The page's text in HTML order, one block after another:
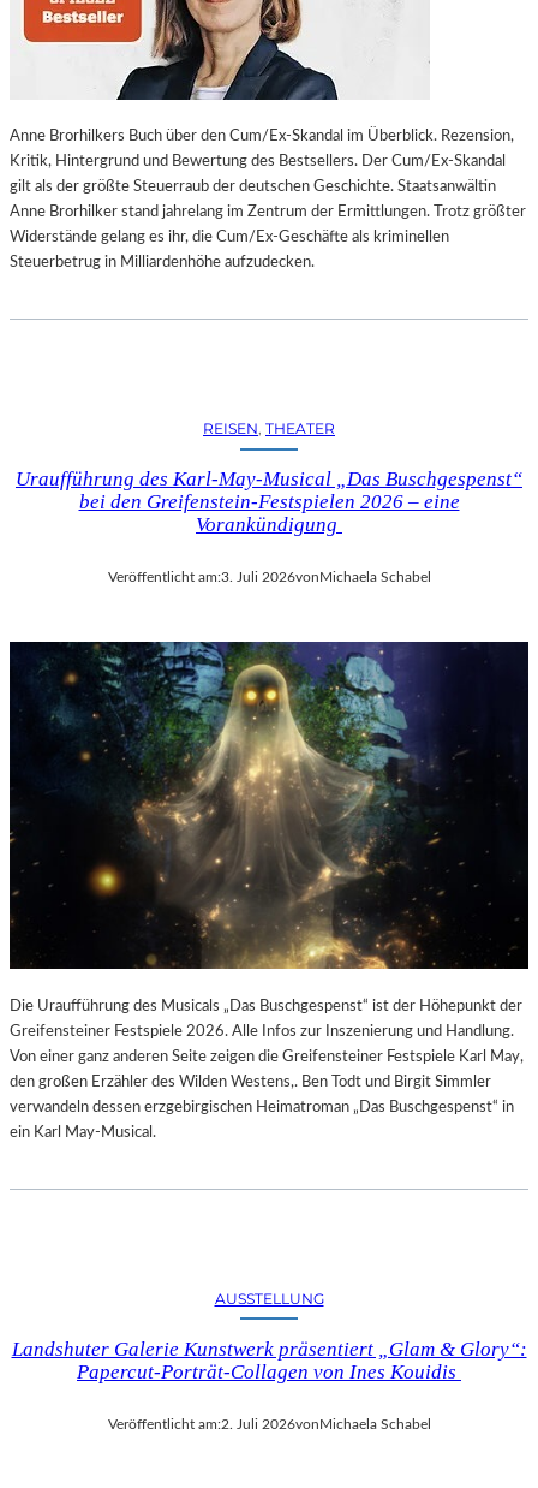
Anne Brorhilkers Buch über den Cum/Ex-Skandal im Überblick. Rezension,
Kritik, Hintergrund und Bewertung des Bestsellers. Der Cum/Ex-Skandal
gilt als der größte Steuerraub der deutschen Geschichte. Staatsanwältin
Anne Brorhilker stand jahrelang im Zentrum der Ermittlungen. Trotz größter
Widerstände gelang es ihr, die Cum/Ex-Geschäfte als kriminellen
Steuerbetrug in Milliardenhöhe aufzudecken.
REISEN, THEATER
Uraufführung des Karl-May-Musical „Das Buschgespenst“
bei den Greifenstein-Festspielen 2026 – eine
Vorankündigung
Veröffentlicht am:3. Juli 2026vonMichaela Schabel
Die Uraufführung des Musicals „Das Buschgespenst“ ist der Höhepunkt der
Greifensteiner Festspiele 2026. Alle Infos zur Inszenierung und Handlung.
Von einer ganz anderen Seite zeigen die Greifensteiner Festspiele Karl May,
den großen Erzähler des Wilden Westens,. Ben Todt und Birgit Simmler
verwandeln dessen erzgebirgischen Heimatroman „Das Buschgespenst“ in
ein Karl May-Musical.
AUSSTELLUNG
Landshuter Galerie Kunstwerk präsentiert „Glam & Glory“:
Papercut-Porträt-Collagen von Ines Kouidis
Veröffentlicht am:2. Juli 2026vonMichaela Schabel